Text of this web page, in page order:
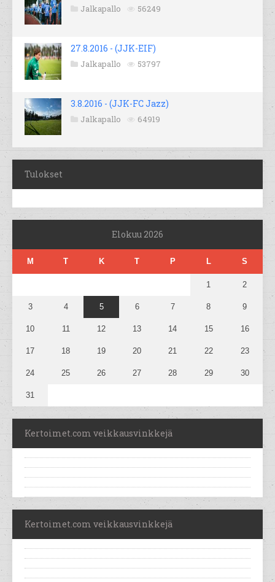
Jalkapallo 56249
27.8.2016 - (JJK-EIF)
Jalkapallo 53797
3.8.2016 - (JJK-FC Jazz)
Jalkapallo 64919
Tulokset
Elokuu 2026
M T K T P L S
1 2
3 4 5 6 7 8 9
10 11 12 13 14 15 16
17 18 19 20 21 22 23
24 25 26 27 28 29 30
31
Kertoimet.com veikkausvinkkejä
Kertoimet.com veikkausvinkkejä